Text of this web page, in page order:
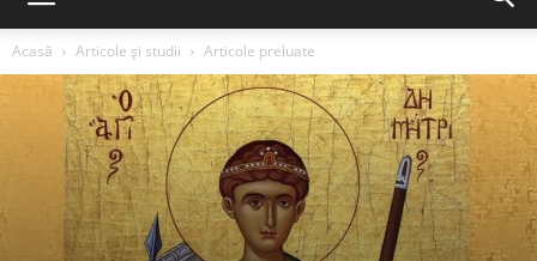
Acasă
Articole şi studii Articole preluate